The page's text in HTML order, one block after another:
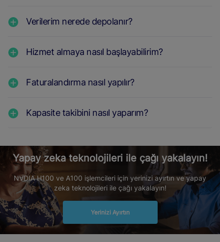
Verilerim nerede depolanır?
Hizmet almaya nasıl başlayabilirim?
Faturalandırma nasıl yapılır?
Kapasite takibini nasıl yaparım?
Yapay zeka teknolojileri ile çağı yakalayın!
NVDIA H100 ve A100 işlemcileri için yerinizi ayırtın ve yapay
zeka teknolojileri ile çağı yakalayın!
Yerinizi Ayırtın